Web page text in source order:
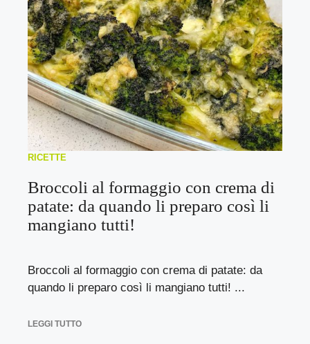
RICETTE
Broccoli al formaggio con crema di
patate: da quando li preparo così li
mangiano tutti!
Broccoli al formaggio con crema di patate: da
quando li preparo così li mangiano tutti! ...
LEGGI TUTTO